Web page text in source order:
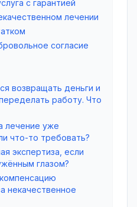
с гарантией
лечении
согласие
возвращать деньги и
работу. Что
лечение уже
что-то требовать?
экспертиза, если
глазом?
некачественное